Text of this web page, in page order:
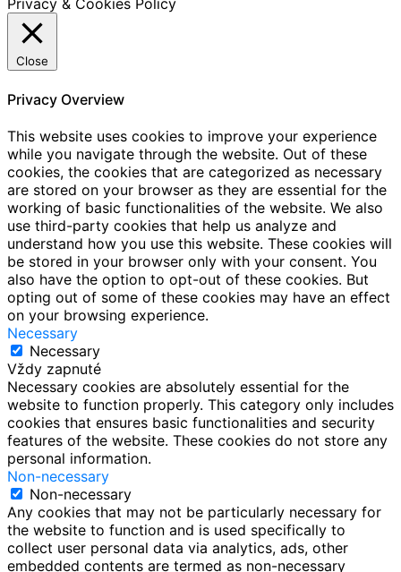
Privacy & Cookies Policy
Close
Privacy Overview
This website uses cookies to improve your experience
while you navigate through the website. Out of these
cookies, the cookies that are categorized as necessary
are stored on your browser as they are essential for the
working of basic functionalities of the website. We also
use third-party cookies that help us analyze and
understand how you use this website. These cookies will
be stored in your browser only with your consent. You
also have the option to opt-out of these cookies. But
opting out of some of these cookies may have an effect
on your browsing experience.
Necessary
Necessary
Vždy zapnuté
Necessary cookies are absolutely essential for the
website to function properly. This category only includes
cookies that ensures basic functionalities and security
features of the website. These cookies do not store any
personal information.
Non-necessary
Non-necessary
Any cookies that may not be particularly necessary for
the website to function and is used specifically to
collect user personal data via analytics, ads, other
embedded contents are termed as non-necessary